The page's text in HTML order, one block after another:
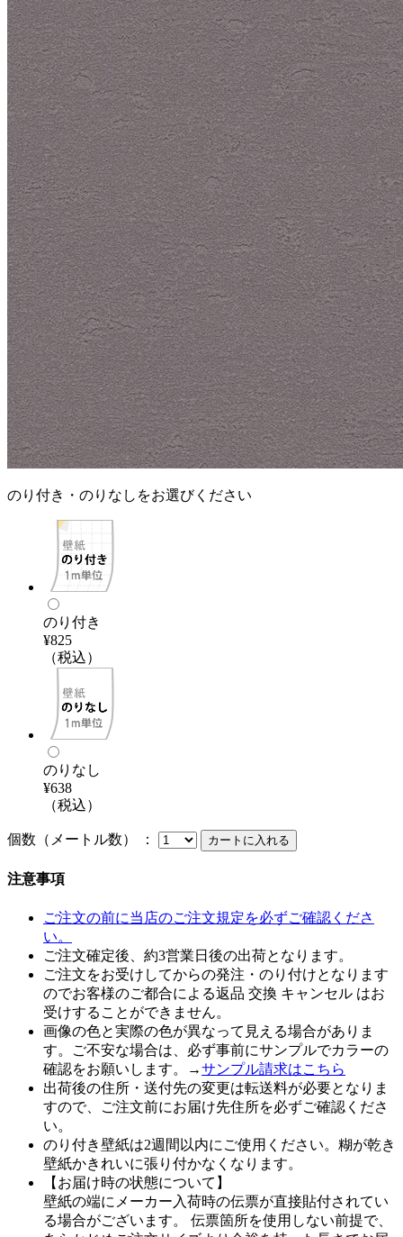
のり付き・のりなしをお選びください
のり付き
¥825
（税込）
のりなし
¥638
（税込）
個数（メートル数） ：
注意事項
ご注文の前に当店のご注文規定を必ずご確認くださ
い。
ご注文確定後、約3営業日後の出荷となります。
ご注文をお受けしてからの発注・のり付けとなります
のでお客様のご都合による返品 交換 キャンセル はお
受けすることができません。
画像の色と実際の色が異なって見える場合がありま
す。ご不安な場合は、必ず事前にサンプルでカラーの
確認をお願いします。→サンプル請求はこちら
出荷後の住所・送付先の変更は転送料が必要となりま
すので、ご注文前にお届け先住所を必ずご確認くださ
い。
のり付き壁紙は2週間以内にご使用ください。糊が乾き
壁紙かきれいに張り付かなくなります。
【お届け時の状態について】
壁紙の端にメーカー入荷時の伝票が直接貼付されてい
る場合がございます。 伝票箇所を使用しない前提で、